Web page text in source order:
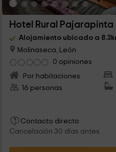
Hotel Rural Pajarapinta
Alojamiento ubicado a
Molinaseca, León
0 opiniones
Por habitaciones
16 personas
Contacto directo
Cancelación 30 días antes